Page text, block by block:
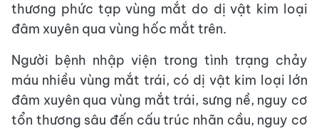
thương phức tạp vùng mắt do dị vật kim loại
đâm xuyên qua vùng hốc mắt trên.
Người bệnh nhập viện trong tình trạng chảy
máu nhiều vùng mắt trái, có dị vật kim loại lớn
đâm xuyên qua vùng mắt trái, sưng nề, nguy cơ
tổn thương sâu đến cấu trúc nhãn cầu, nguy cơ